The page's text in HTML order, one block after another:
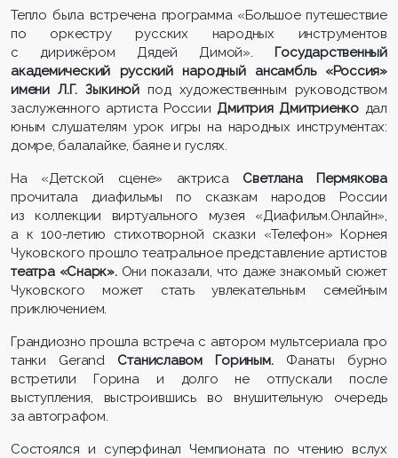
Тепло была встречена программа «Большое путешествие
по оркестру русских народных инструментов
с дирижёром Дядей Димой». Государственный
академический русский народный ансамбль «Россия»
имени Л.Г. Зыкинойпод художественным руководством
заслуженного артиста РоссииДмитрия Дмитриенко дал
юным слушателям урок игры на народных инструментах:
домре, балалайке, баяне и гуслях.
На «Детской сцене» актриса Светлана Пермякова
прочитала диафильмы по сказкам народов России
из коллекции виртуального музея «Диафильм.Онлайн»,
а к 100-летию стихотворной сказки «Телефон» Корнея
Чуковского прошло театральное представление артистов
театра «Снарк».Они показали, что даже знакомый сюжет
Чуковского может стать увлекательным семейным
приключением.
Грандиозно прошла встреча с автором мультсериала про
танки Gerand Станиславом Гориным. Фанаты бурно
встретили Горина и долго не отпускали после
выступления, выстроившись во внушительную очередь
за автографом.
Состоялся и суперфинал Чемпионата по чтению вслух